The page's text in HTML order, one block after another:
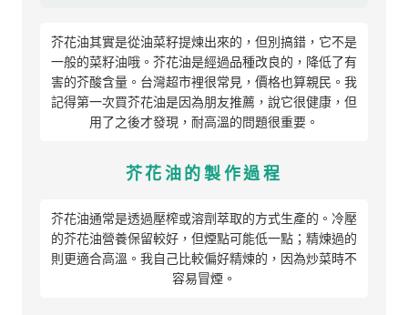
芥花油其實是從油菜籽提煉出來的，但別搞錯，它不是
一般的菜籽油哦。芥花油是經過品種改良的，降低了有
害的芥酸含量。台灣超市裡很常見，價格也算親民。我
記得第一次買芥花油是因為朋友推薦，說它很健康，但
用了之後才發現，耐高溫的問題很重要。
芥花油的製作過程
芥花油通常是透過壓榨或溶劑萃取的方式生產的。冷壓
的芥花油營養保留較好，但煙點可能低一點；精煉過的
則更適合高溫。我自己比較偏好精煉的，因為炒菜時不
容易冒煙。